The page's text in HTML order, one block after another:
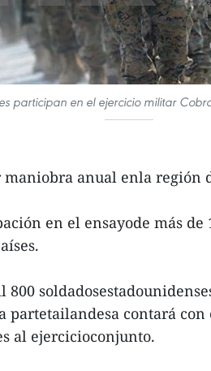
participan en el ejercicio militar
maniobra anual enla región
en el ensayode más de
partetailandesa contará
al ejercicioconjunto.